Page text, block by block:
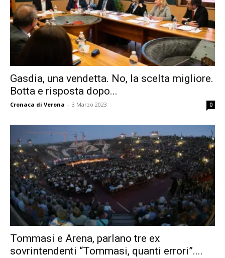
Gasdia, una vendetta. No, la scelta migliore.
Botta e risposta dopo...
Cronaca di Verona - 3 Marzo 2023 0
Tommasi e Arena, parlano tre ex
sovrintendenti “Tommasi, quanti errori”....